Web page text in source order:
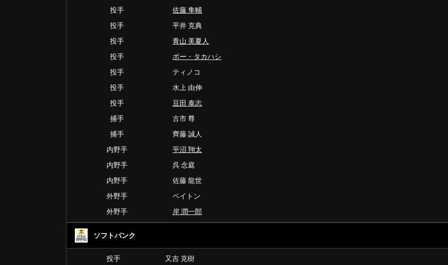
投手
佐藤 隼輔
投手
平井 克典
投手
青山 美夏人
投手
ボー・タカハシ
投手
ティノコ
投手
水上 由伸
投手
豆田 泰志
捕手
古市 尊
捕手
齊藤 誠人
内野手
平沼 翔太
内野手
呉 念庭
内野手
佐藤 龍世
外野手
ペイトン
外野手
岸 潤一郎
ソフトバンク
投手 又吉 克樹